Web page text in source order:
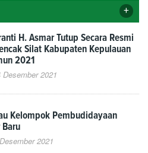
+
H. Asmar Tutup Secara Resmi
Silat Kabupaten Kepulauan
2021
2021
Kelompok Pembudidayaan
Baru
2021